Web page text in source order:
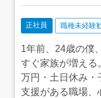
正社員 職種未経験
1年前、24歳の僕
すぐ家族が増える
万円・土日休み・
支援がある職場、